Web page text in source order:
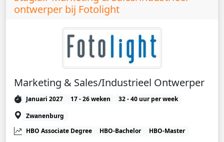
ontwerper bij Fotolight
Marketing & Sales/Industrieel Ontwerper
Januari 2027 17 - 26 weken
32 - 40 uur per week
Zwanenburg
HBO Associate Degree
HBO-Bachelor
HBO-Master